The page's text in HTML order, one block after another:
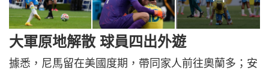
大軍原地解散 球員四出外遊
據悉，尼馬留在美國度期，帶同家人前往奧蘭多；安